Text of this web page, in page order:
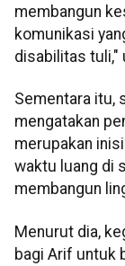
membangun
komunikasi
disabilitas tuli,"
Sementara itu,
mengatakan
merupakan
waktu luang di
membangun
Menurut dia,
bagi Arif untuk